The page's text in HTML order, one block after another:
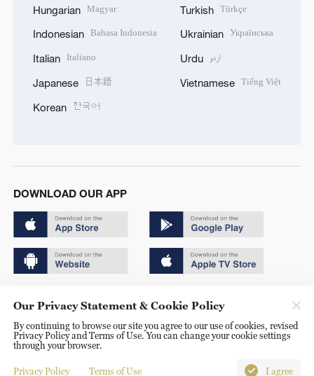
Hungarian Magyar
Indonesian Bahasa Indonesia
Italian Italiano
Japanese 日本語
Korean 한국어
Turkish Türkçe
Ukrainian Українська
Urdu اردو
Vietnamese Tiếng Việt
DOWNLOAD OUR APP
京ICP备20000184号
京公网安备 11010502050052号
Disinformation report hotline: 010-85061466
Our Privacy Statement & Cookie Policy
By continuing to browse our site you agree to our use of cookies, revised
Privacy Policy and Terms of Use. You can change your cookie settings
through your browser.
Privacy Policy Terms of Use I agree